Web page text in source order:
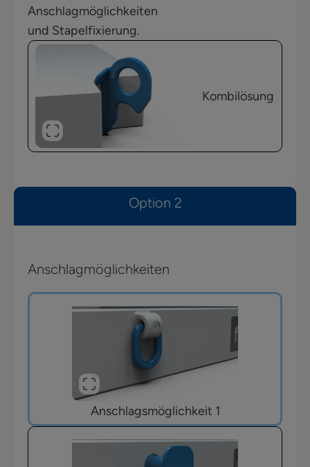
Anschlagmöglichkeiten
und Stapelfixierung.
Kombilösung
Option 2
Anschlagmöglichkeiten
Anschlagsmöglichkeit 1